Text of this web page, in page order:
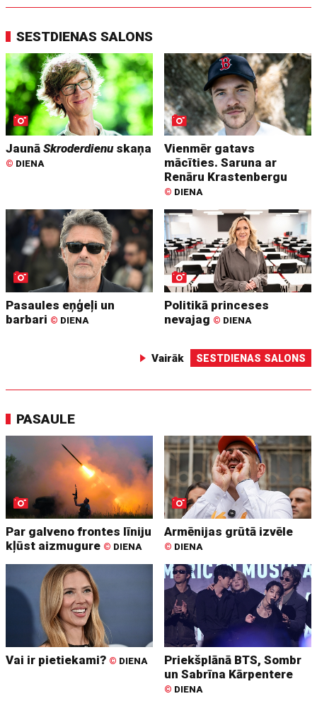
SESTDIENAS SALONS
JaunāSkroderdienuskaņa
© DIENA
Vienmēr gatavs
mācīties. Saruna ar
Renāru Krastenbergu
© DIENA
Pasaules eņģeļi un
barbari © DIENA
Politikā princeses
nevajag © DIENA
Vairāk SESTDIENAS SALONS
PASAULE
Par galveno frontes līniju
kļūst aizmugure © DIENA
Armēnijas grūtā izvēle
© DIENA
Vai ir pietiekami? © DIENA
Priekšplānā BTS, Sombr
un Sabrīna Kārpentere
© DIENA